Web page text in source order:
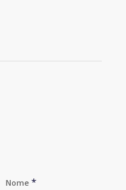
Nome *